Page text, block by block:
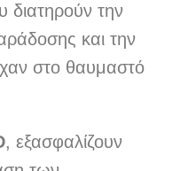
διατηρούν την
και την
στο θαυμαστό
, εξασφαλίζουν